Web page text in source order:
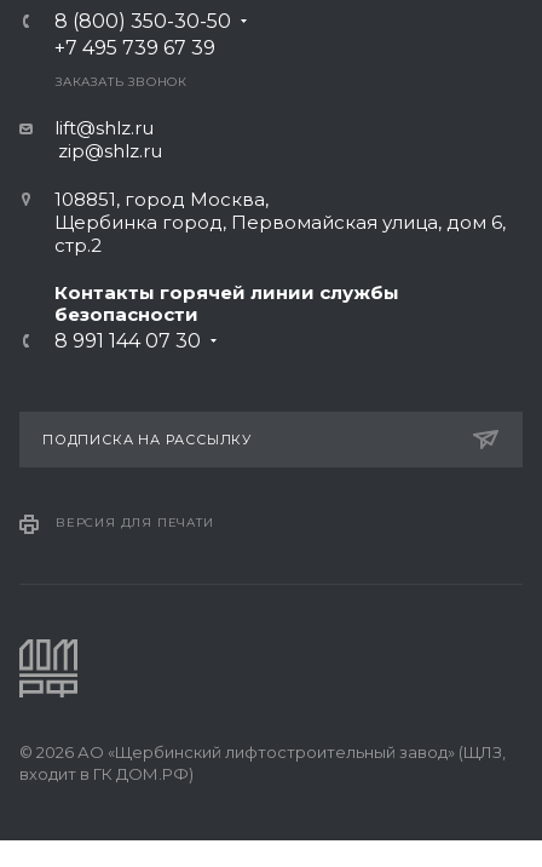
8 (800) 350-30-50
+7 495 739 67 39
ЗАКАЗАТЬ ЗВОНОК
lift@shlz.ru
zip@shlz.ru
108851, город Москва,
Щербинка город, Первомайская улица, дом 6,
стр.2
Контакты горячей линии службы
безопасности
8 991 144 07 30
ПОДПИСКА НА РАССЫЛКУ
ВЕРСИЯ ДЛЯ ПЕЧАТИ
© 2026 АО «Щербинский лифтостроительный завод» (ЩЛЗ,
входит в ГК ДОМ.РФ)